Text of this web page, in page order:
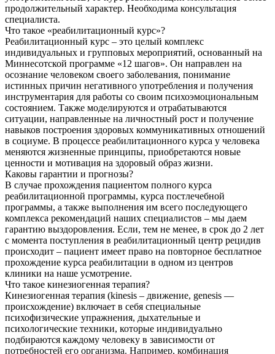
продолжительный характер. Необходима консультация
специалиста.
Что такое «реабилитационный курс»?
Реабилитационный курс – это целый комплекс
индивидуальных и групповых мероприятий, основанный на
Миннесотской программе «12 шагов». Он направлен на
осознание человеком своего заболевания, понимание
истинных причин негативного употребления и получения
инструментария для работы со своим психоэмоциональным
состоянием. Также моделируются и отрабатываются
ситуации, направленные на личностный рост и получение
навыков построения здоровых коммуникативных отношений
в социуме. В процессе реабилитационного курса у человека
меняются жизненные принципы, приобретаются новые
ценности и мотивация на здоровый образ жизни.
Каковы гарантии и прогнозы?
В случае прохождения пациентом полного курса
реабилитационной программы, курса постлечебной
программы, а также выполнения им всего последующего
комплекса рекомендаций наших специалистов – мы даем
гарантию выздоровления. Если, тем не менее, в срок до 2 лет
с момента поступления в реабилитационный центр рецидив
происходит – пациент имеет право на повторное бесплатное
прохождение курса реабилитации в одном из центров
клиники на наше усмотрение.
Что такое кинезиогенная терапия?
Кинезиогенная терапия (kinesis – движение, genesis —
происхождение) включает в себя специальные
психофизические упражнения, дыхательные и
психологические техники, которые индивидуально
подбираются каждому человеку в зависимости от
потребностей его организма. Например, комбинация